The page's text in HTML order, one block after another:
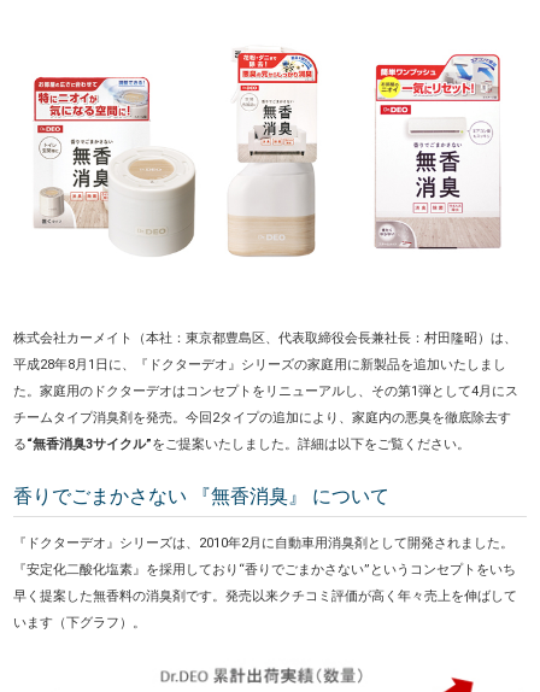
株式会社カーメイト（本社：東京都豊島区、代表取締役会長兼社長：村田隆昭）は、
平成28年8月1日に、『ドクターデオ』シリーズの家庭用に新製品を追加いたしまし
た。家庭用のドクターデオはコンセプトをリニューアルし、その第1弾として4月にス
チームタイプ消臭剤を発売。今回2タイプの追加により、家庭内の悪臭を徹底除去す
る“無香消臭3サイクル”をご提案いたしました。詳細は以下をご覧ください。
香りでごまかさない 『無香消臭』 について
『ドクターデオ』シリーズは、2010年2月に自動車用消臭剤として開発されました。
『安定化二酸化塩素』を採用しており“香りでごまかさない”というコンセプトをいち
早く提案した無香料の消臭剤です。発売以来クチコミ評価が高く年々売上を伸ばして
います（下グラフ）。